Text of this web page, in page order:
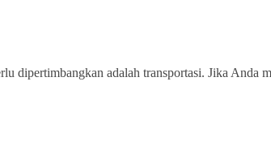
dipertimbangkan adalah transportasi. Jika Anda